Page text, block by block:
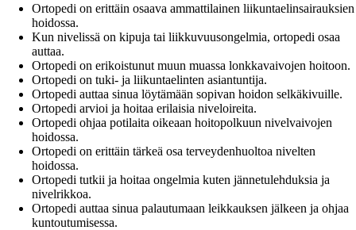
Ortopedi on erittäin osaava ammattilainen liikuntaelinsairauksien
hoidossa.
Kun nivelissä on kipuja tai liikkuvuusongelmia, ortopedi osaa
auttaa.
Ortopedi on erikoistunut muun muassa lonkkavaivojen hoitoon.
Ortopedi on tuki- ja liikuntaelinten asiantuntija.
Ortopedi auttaa sinua löytämään sopivan hoidon selkäkivuille.
Ortopedi arvioi ja hoitaa erilaisia niveloireita.
Ortopedi ohjaa potilaita oikeaan hoitopolkuun nivelvaivojen
hoidossa.
Ortopedi on erittäin tärkeä osa terveydenhuoltoa nivelten
hoidossa.
Ortopedi tutkii ja hoitaa ongelmia kuten jännetulehduksia ja
nivelrikkoa.
Ortopedi auttaa sinua palautumaan leikkauksen jälkeen ja ohjaa
kuntoutumisessa.